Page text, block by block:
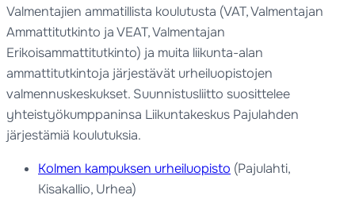
Valmentajien ammatillista koulutusta (VAT, Valmentajan
Ammattitutkinto ja VEAT, Valmentajan
Erikoisammattitutkinto) ja muita liikunta-alan
ammattitutkintoja järjestävät urheiluopistojen
valmennuskeskukset. Suunnistusliitto suosittelee
yhteistyökumppaninsa Liikuntakeskus Pajulahden
järjestämiä koulutuksia.
Kolmen kampuksen urheiluopisto (Pajulahti,
Kisakallio, Urhea)